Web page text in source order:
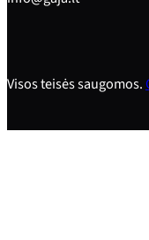
Visos teisės saugomos.